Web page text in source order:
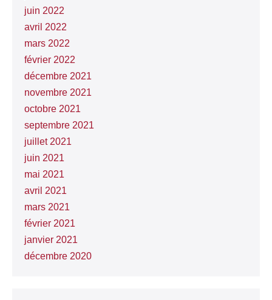
juin 2022
avril 2022
mars 2022
février 2022
décembre 2021
novembre 2021
octobre 2021
septembre 2021
juillet 2021
juin 2021
mai 2021
avril 2021
mars 2021
février 2021
janvier 2021
décembre 2020